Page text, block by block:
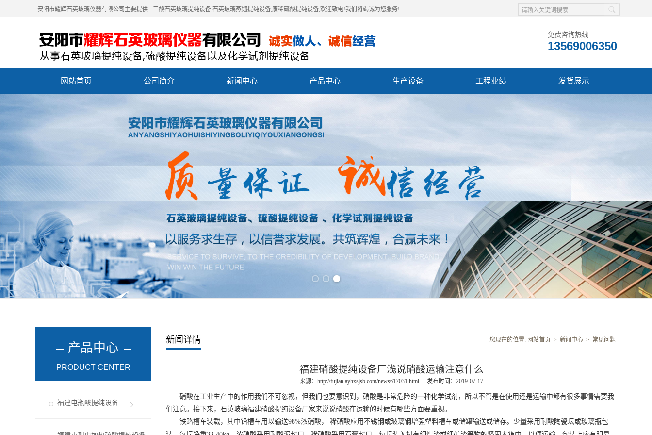
安阳市耀辉石英玻璃仪器有限公司主要提供 三酸石英玻璃提纯设备,石英玻璃蒸馏提纯设备,废稀硫酸提纯设备,欢迎致电!我们将竭诚为您服务!
免费咨询热线
13569006350
网站首页 公司简介 新闻中心 产品中心 生产设备 工程业绩 发货展示
产品中心
PRODUCT CENTER
福建电瓶酸提纯设备
新闻详情 您现在的位置: 网站首页 > 新闻中心 > 常见问题
福建硝酸提纯设备厂浅说硝酸运输注意什么
来源： http://fujian.ayhxsjsb.com/news617031.html 发布时间：2019-07-17
硝酸在工业生产中的作用我们不可忽视，但我们也要意识到，硝酸是非常危险的一种化学试剂，所以不管是在使用还是运输中都有很多事情需要我
们注意。接下来，石英玻璃福建硝酸提纯设备厂家来说说硝酸在运输的时候有哪些方面要重视。
铁路槽车装载，其中铅槽车用以输送98%浓硝酸， 稀硝酸应用不锈钢或玻璃钢增强塑料槽车或储罐输送或储存。少量采用耐酸陶瓷坛或玻璃瓶包